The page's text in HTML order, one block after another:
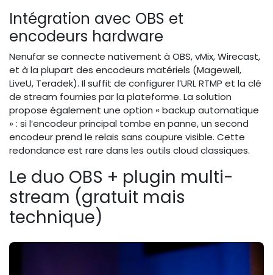
Intégration avec OBS et
encodeurs hardware
Nenufar se connecte nativement à OBS, vMix, Wirecast,
et à la plupart des encodeurs matériels (Magewell,
LiveU, Teradek). Il suffit de configurer l’URL RTMP et la clé
de stream fournies par la plateforme. La solution
propose également une option « backup automatique
» : si l’encodeur principal tombe en panne, un second
encodeur prend le relais sans coupure visible. Cette
redondance est rare dans les outils cloud classiques.
Le duo OBS + plugin multi-
stream (gratuit mais
technique)